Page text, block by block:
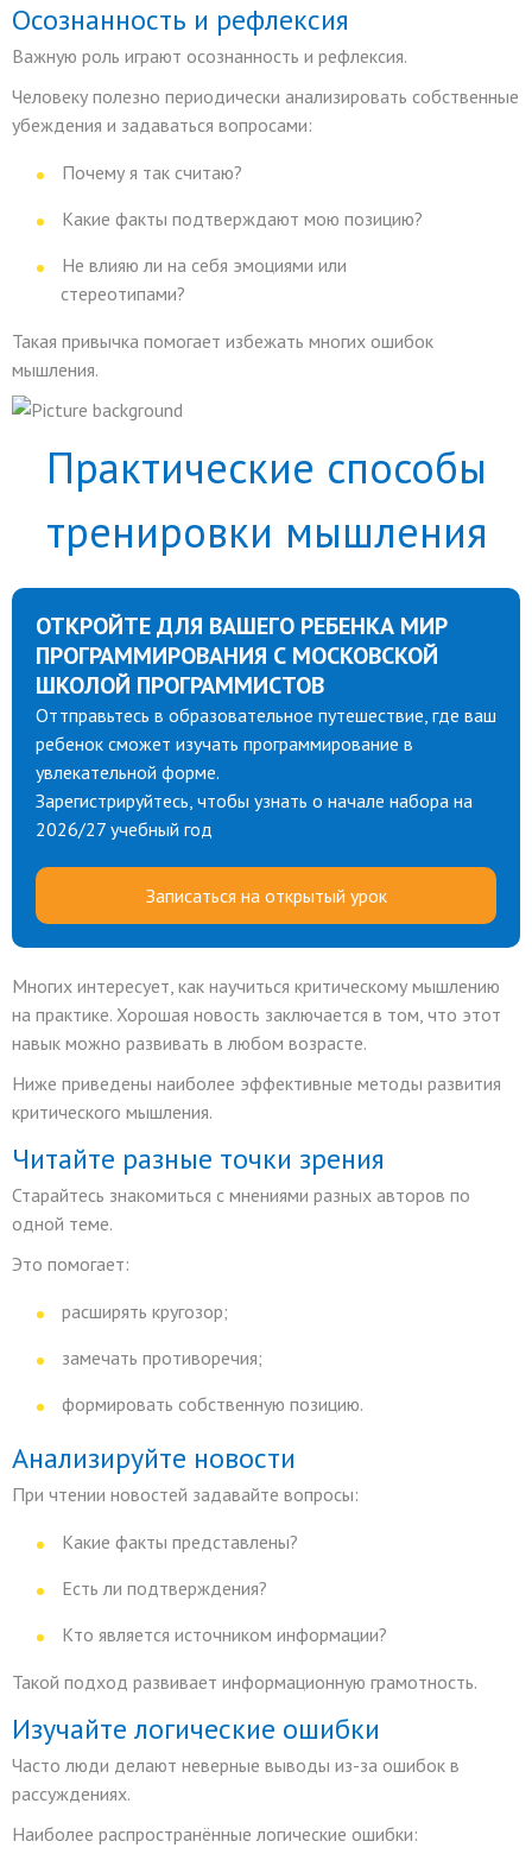
Осознанность и рефлексия
Важную роль играют осознанность и рефлексия.
Человеку полезно периодически анализировать собственные
убеждения и задаваться вопросами:
Почему я так считаю?
Какие факты подтверждают мою позицию?
Не влияю ли на себя эмоциями или
стереотипами?
Такая привычка помогает избежать многих ошибок
мышления.
Практические способы
тренировки мышления
ОТКРОЙТЕ ДЛЯ ВАШЕГО РЕБЕНКА МИР
ПРОГРАММИРОВАНИЯ С МОСКОВСКОЙ
ШКОЛОЙ ПРОГРАММИСТОВ
Оттправьтесь в образовательное путешествие, где ваш
ребенок сможет изучать программирование в
увлекательной форме.
Зарегистрируйтесь, чтобы узнать о начале набора на
2026/27 учебный год
Записаться на открытый урок
Многих интересует, как научиться критическому мышлению
на практике. Хорошая новость заключается в том, что этот
навык можно развивать в любом возрасте.
Ниже приведены наиболее эффективные методы развития
критического мышления.
Читайте разные точки зрения
Старайтесь знакомиться с мнениями разных авторов по
одной теме.
Это помогает:
расширять кругозор;
замечать противоречия;
формировать собственную позицию.
Анализируйте новости
При чтении новостей задавайте вопросы:
Какие факты представлены?
Есть ли подтверждения?
Кто является источником информации?
Такой подход развивает информационную грамотность.
Изучайте логические ошибки
Часто люди делают неверные выводы из-за ошибок в
рассуждениях.
Наиболее распространённые логические ошибки: